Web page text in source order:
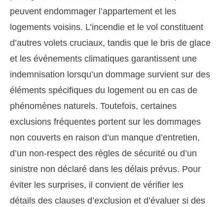
peuvent endommager l’appartement et les
logements voisins. L’incendie et le vol constituent
d’autres volets cruciaux, tandis que le bris de glace
et les événements climatiques garantissent une
indemnisation lorsqu’un dommage survient sur des
éléments spécifiques du logement ou en cas de
phénomènes naturels. Toutefois, certaines
exclusions fréquentes portent sur les dommages
non couverts en raison d’un manque d’entretien,
d’un non-respect des règles de sécurité ou d’un
sinistre non déclaré dans les délais prévus. Pour
éviter les surprises, il convient de vérifier les
détails des clauses d’exclusion et d’évaluer si des